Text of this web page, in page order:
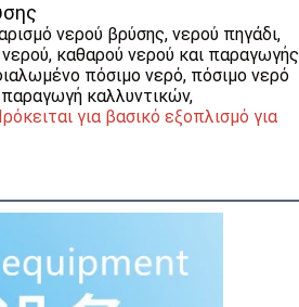
νερού βρύσης, νερού πηγάδι,
καθαρού νερού και παραγωγής
πόσιμο νερό, πόσιμο νερό
παραγωγή καλλυντικών,
για βασικό εξοπλισμό για